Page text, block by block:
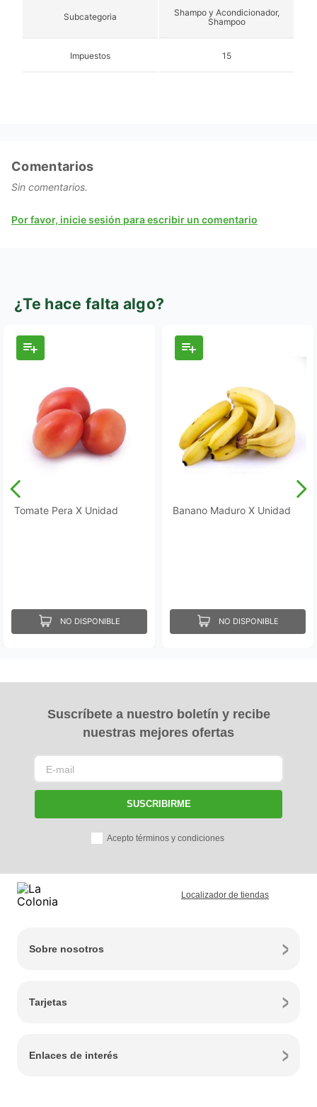
Subcategoria
Shampo y Acondicionador,
Shampoo
Impuestos 15
Comentarios
Por favor, inicie sesión para escribir un comentario
Sin comentarios.
¿Te hace falta algo?
Tomate Pera X Unidad
NO DISPONIBLE
Banano Maduro X Unidad
NO DISPONIBLE
Suscríbete a nuestro boletín y recibe
nuestras mejores ofertas
SUSCRIBIRME
Acepto términos y condiciones
Localizador de tiendas
Sobre nosotros
Tarjetas
Enlaces de interés